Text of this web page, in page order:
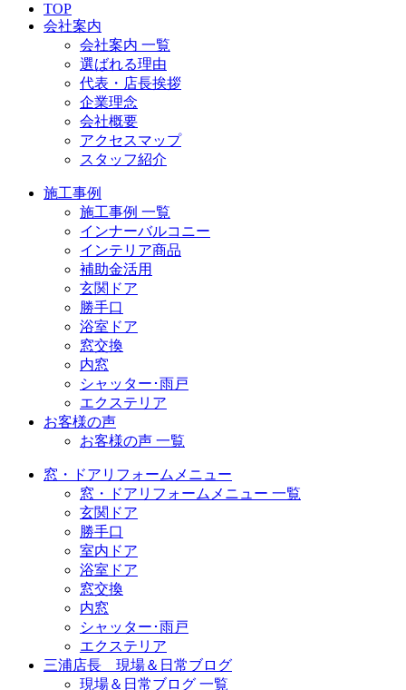
TOP
会社案内
会社案内 一覧
選ばれる理由
代表・店長挨拶
企業理念
会社概要
アクセスマップ
スタッフ紹介
施工事例
施工事例 一覧
インナーバルコニー
インテリア商品
補助金活用
玄関ドア
勝手口
浴室ドア
窓交換
内窓
シャッター･雨戸
エクステリア
お客様の声
お客様の声 一覧
窓・ドアリフォームメニュー
窓・ドアリフォームメニュー 一覧
玄関ドア
勝手口
室内ドア
浴室ドア
窓交換
内窓
シャッター･雨戸
エクステリア
三浦店長 現場＆日常ブログ
現場＆日常ブログ 一覧